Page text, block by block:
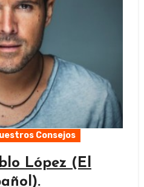
Consejos
López (El